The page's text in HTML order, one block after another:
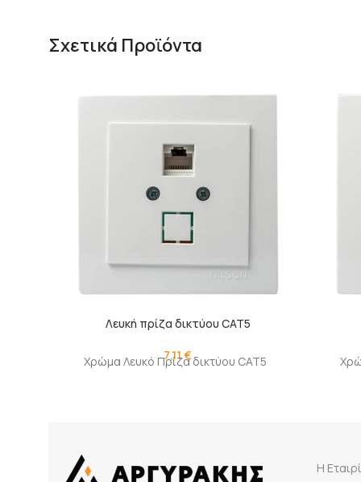
Σχετικά Προϊόντα
Λευκή πρίζα δικτύου CAT5
7,11€
Χρώμα Λευκό Πρίζα δικτύου CAT5
Η